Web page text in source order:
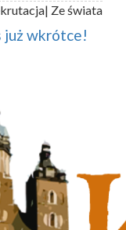
| Ze świata
już wkrótce!